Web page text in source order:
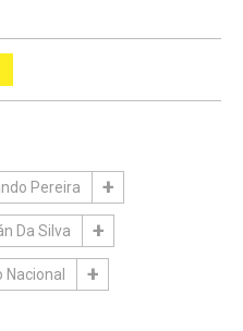
Pereira
Da Silva
Nacional